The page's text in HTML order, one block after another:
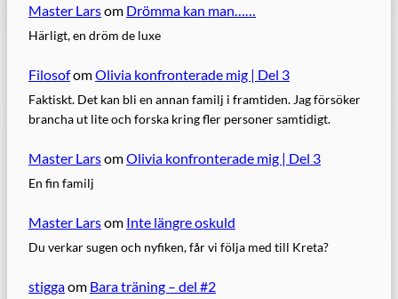
Master Larsom Drömma kan man……
Härligt, en dröm de luxe
FilosofomOlivia konfronterade mig | Del 3
Faktiskt. Det kan bli en annan familj i framtiden. Jag försöker
brancha ut lite och forska kring fler personer samtidigt.
Master LarsomOlivia konfronterade mig | Del 3
En fin familj
Master Larsom Inte längre oskuld
Du verkar sugen och nyfiken, får vi följa med till Kreta?
stiggaom Bara träning – del #2